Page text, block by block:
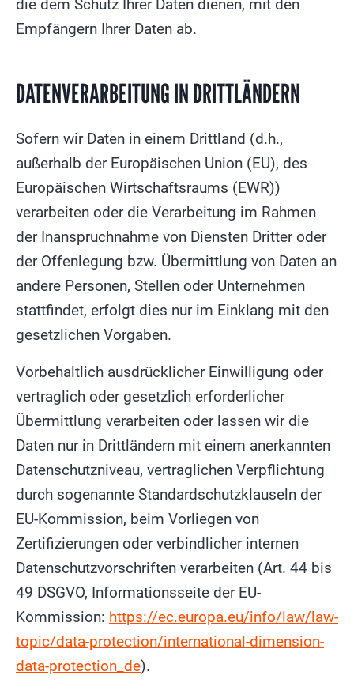
die dem Schutz Ihrer Daten dienen, mit den
Empfängern Ihrer Daten ab.
DATENVERARBEITUNG IN DRITTLÄNDERN
Sofern wir Daten in einem Drittland (d.h.,
außerhalb der Europäischen Union (EU), des
Europäischen Wirtschaftsraums (EWR))
verarbeiten oder die Verarbeitung im Rahmen
der Inanspruchnahme von Diensten Dritter oder
der Offenlegung bzw. Übermittlung von Daten an
andere Personen, Stellen oder Unternehmen
stattfindet, erfolgt dies nur im Einklang mit den
gesetzlichen Vorgaben.
Vorbehaltlich ausdrücklicher Einwilligung oder
vertraglich oder gesetzlich erforderlicher
Übermittlung verarbeiten oder lassen wir die
Daten nur in Drittländern mit einem anerkannten
Datenschutzniveau, vertraglichen Verpflichtung
durch sogenannte Standardschutzklauseln der
EU-Kommission, beim Vorliegen von
Zertifizierungen oder verbindlicher internen
Datenschutzvorschriften verarbeiten (Art. 44 bis
49 DSGVO, Informationsseite der EU-
Kommission: https://ec.europa.eu/info/law/law-
topic/data-protection/international-dimension-
data-protection_de).